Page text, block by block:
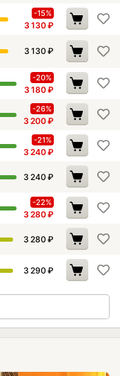
-15%
3 130₽
3 130 ₽
-20%
3 180₽
-26%
3 200₽
-21%
3 240₽
3 240 ₽
-22%
3 280₽
3 280 ₽
3 290 ₽